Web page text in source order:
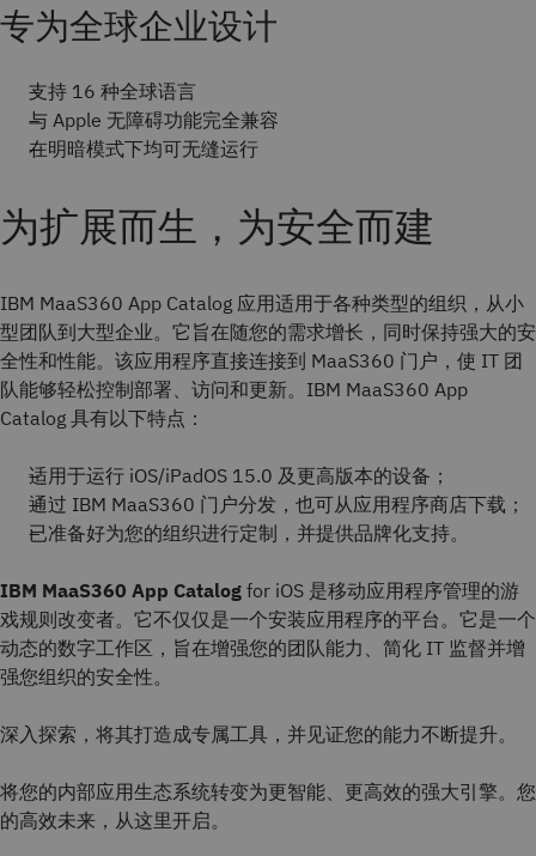
专为全球企业设计
支持 16 种全球语言
与 Apple 无障碍功能完全兼容
在明暗模式下均可无缝运行
为扩展而生，为安全而建
IBM MaaS360 App Catalog 应用适用于各种类型的组织，从小
型团队到大型企业。它旨在随您的需求增长，同时保持强大的安
全性和性能。该应用程序直接连接到 MaaS360 门户，使 IT 团
队能够轻松控制部署、访问和更新。IBM MaaS360 App
Catalog 具有以下特点：
适用于运行 iOS/iPadOS 15.0 及更高版本的设备；
通过 IBM MaaS360 门户分发，也可从应用程序商店下载；
已准备好为您的组织进行定制，并提供品牌化支持。
IBM MaaS360 App Catalog for iOS 是移动应用程序管理的游
戏规则改变者。它不仅仅是一个安装应用程序的平台。它是一个
动态的数字工作区，旨在增强您的团队能力、简化 IT 监督并增
强您组织的安全性。
深入探索，将其打造成专属工具，并见证您的能力不断提升。
将您的内部应用生态系统转变为更智能、更高效的强大引擎。您
的高效未来，从这里开启。